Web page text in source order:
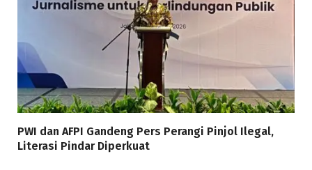
PWI dan AFPI Gandeng Pers Perangi Pinjol Ilegal,
Literasi Pindar Diperkuat